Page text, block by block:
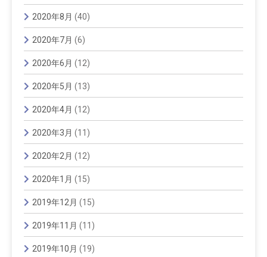
2020年8月 (40)
2020年7月 (6)
2020年6月 (12)
2020年5月 (13)
2020年4月 (12)
2020年3月 (11)
2020年2月 (12)
2020年1月 (15)
2019年12月 (15)
2019年11月 (11)
2019年10月 (19)